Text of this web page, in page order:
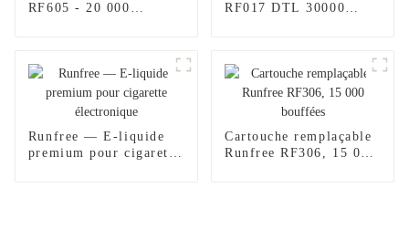
RF605 - 20 000
RF017 DTL 30000
Runfree — E-liquide
premium pour cigarette
Cartouche remplaçable
Runfree RF306, 15 000